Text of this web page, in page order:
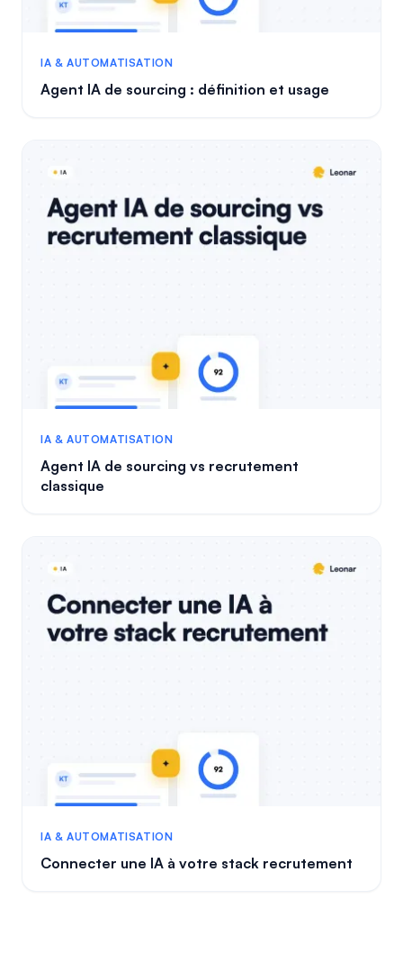
IA & AUTOMATISATION
Agent IA de sourcing : définition et usage
IA & AUTOMATISATION
Agent IA de sourcing vs recrutement
classique
IA & AUTOMATISATION
Connecter une IA à votre stack recrutement